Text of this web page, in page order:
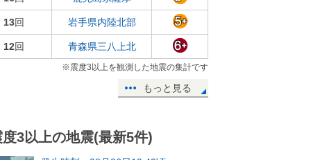
13回 岩手県内陸北部
12回 青森県三八上北
※震度3以上を観測した地震の集計です
もっと見る
度3以上の地震(最新5件)